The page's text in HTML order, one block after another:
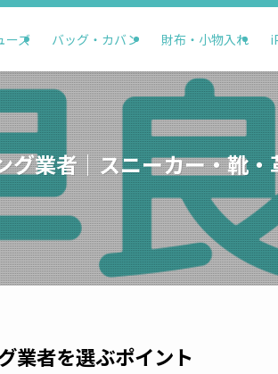
ーズ バッグ・カバン 財布・小物入れ
グ業者｜スニーカー・靴
業者を選ぶポイント